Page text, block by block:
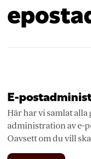
E-
Här har vi samlat
administration av e-
Oavsett om du vill